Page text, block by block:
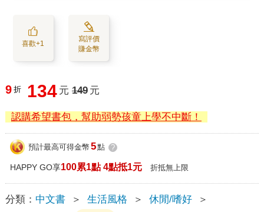
喜歡+1
寫評價
賺金幣
9 折 134 元 149 元
認購希望書包，幫助弱勢孩童上學不中斷！
預計最高可得金幣 5點 ?
HAPPY GO享100累1點 4點抵1元 折抵無上限
分類： 中文書 ＞ 生活風格 ＞ 休閒/嗜好
＞